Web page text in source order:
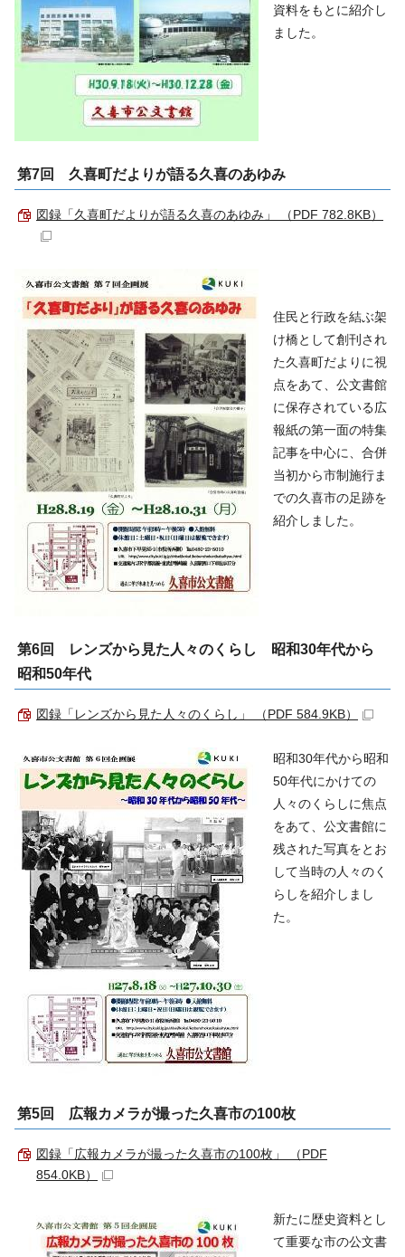
資料をもとに紹介し
ました。
第7回 久喜町だよりが語る久喜のあゆみ
図録「久喜町だよりが語る久喜のあゆみ」 （PDF 782.8KB）
住民と行政を結ぶ架
け橋として創刊され
た久喜町だよりに視
点をあて、公文書館
に保存されている広
報紙の第一面の特集
記事を中心に、合併
当初から市制施行ま
での久喜市の足跡を
紹介しました。
第6回 レンズから見た人々のくらし 昭和30年代から
昭和50年代
図録「レンズから見た人々のくらし」 （PDF 584.9KB）
昭和30年代から昭和
50年代にかけての
人々のくらしに焦点
をあて、公文書館に
残された写真をとお
して当時の人々のく
らしを紹介しまし
た。
第5回 広報カメラが撮った久喜市の100枚
図録「広報カメラが撮った久喜市の100枚」 （PDF
854.0KB）
新たに歴史資料とし
て重要な市の公文書